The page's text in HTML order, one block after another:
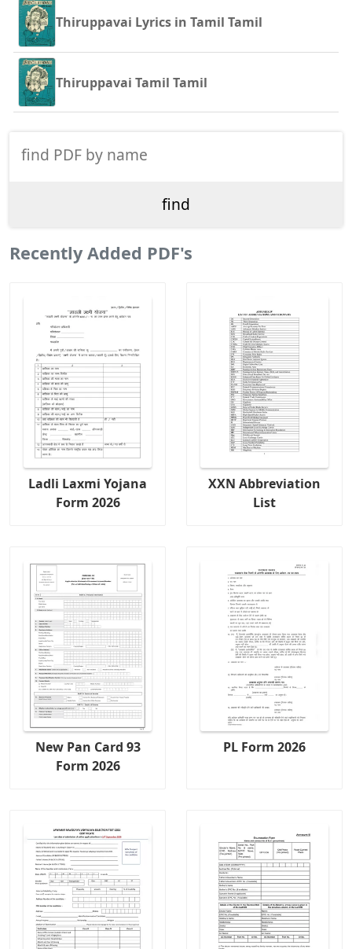
Thiruppavai Lyrics in Tamil Tamil
Thiruppavai Tamil Tamil
Recently Added PDF's
Ladli Laxmi Yojana
Form 2026
XXN Abbreviation
List
New Pan Card 93
Form 2026
PL Form 2026